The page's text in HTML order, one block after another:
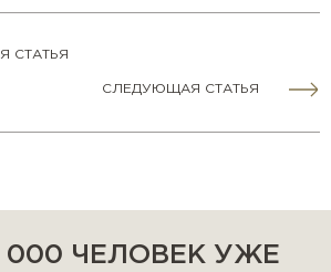
СТАТЬЯ
СЛЕДУЮЩАЯ СТАТЬЯ
000 ЧЕЛОВЕК УЖЕ